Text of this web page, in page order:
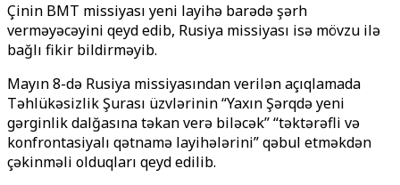
Çinin BMT missiyası yeni layihə barədə şərh
verməyəcəyini qeyd edib, Rusiya missiyası isə mövzu ilə
bağlı fikir bildirməyib.
Mayın 8-də Rusiya missiyasından verilən açıqlamada
Təhlükəsizlik Şurası üzvlərinin “Yaxın Şərqdə yeni
gərginlik dalğasına təkan verə biləcək” “təktərəfli və
konfrontasiyalı qətnamə layihələrini” qəbul etməkdən
çəkinməli olduqları qeyd edilib.